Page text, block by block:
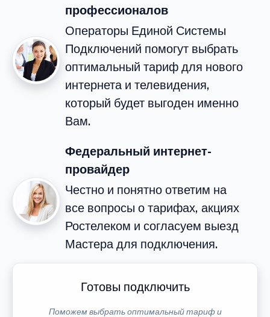
профессионалов
Операторы Единой Системы
Подключений помогут выбрать
оптимальный тариф для нового
интернета и телевидения,
который будет выгоден именно
Вам.
Федеральный интернет-
провайдер
Честно и понятно ответим на
все вопросы о тарифах, акциях
Ростелеком и согласуем выезд
Мастера для подключения.
Готовы подключить
Поможем выбрать оптимальный тариф и